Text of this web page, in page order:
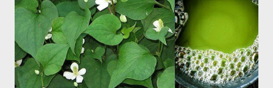
Philippin. Ở nước ta, khoai nưa mọc hoang rải rác ở khắp các
vùng rừng núi, được bà con nhiều địa phương đem về trồng từ
lâu đời ở trong vườn, quanh bờ ao, dọc hàng rào và trên các
đồi để làm thức ăn cho người và gia súc, gặp nhiều ở các tỉnh
Lạng s...